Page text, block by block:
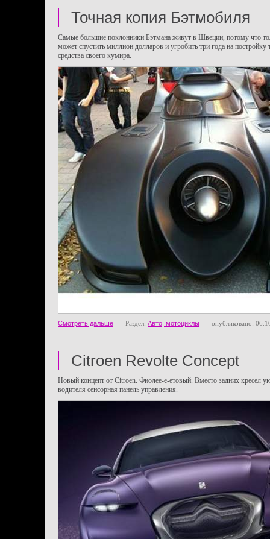
Точная копия Бэтмобиля
Самые большие поклонники Бэтмана живут в Швеции, потому что
может спустить миллион долларов и угробить три года на постройку
средства своего кумира.
Смотреть дальше Раздел: Авто, мотоциклы опубликовано:
Citroen Revolte Concept
Новый концепт от Citroen. Фиолее-е-етовый. Вместо задних кресел
водителя сенсорная панель управления.